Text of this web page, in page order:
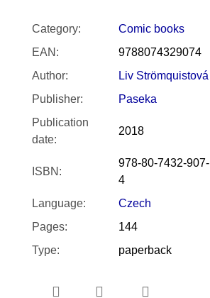
Category:
Comic books
EAN :
9788074329074
Author:
Liv Strömquistová
Publisher:
Paseka
Publication
date:
2018
ISBN :
978-80-7432-907-
4
Language:
Czech
Pages:
144
Type: paperback